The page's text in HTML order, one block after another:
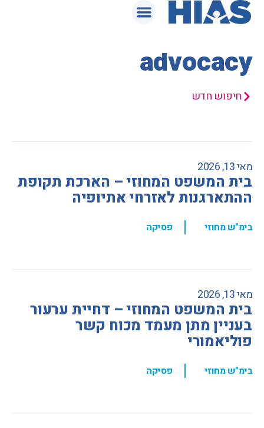
advocacy
חיפוש חדש
מאי 13, 2026
בית המשפט המחוזי – הארכת תקופת
ההתארגנות לאזרחי אתיופיה
בימ"ש מחוזי , פסיקה
מאי 13, 2026
בית המשפט המחוזי – דחיית ערעור
בעניין מתן מעמד מכוח קשר
פוליאמורי
בימ"ש מחוזי , פסיקה